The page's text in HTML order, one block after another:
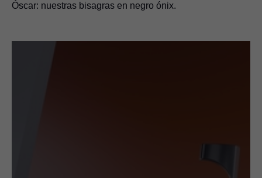
Óscar: nuestras bisagras en negro ónix.